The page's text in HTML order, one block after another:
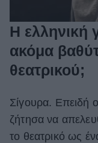
Η ελληνική
ακόμα
θεατρικού;
Σίγουρα. Επειδή
ζήτησα να
το θεατρικό ως